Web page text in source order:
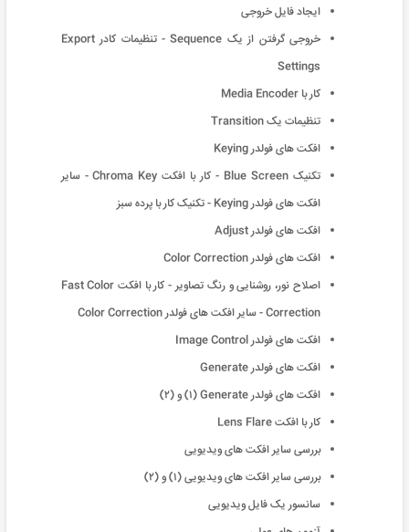
ایجاد فایل خروجی
خروجی گرفتن از یک Sequence - تنظیمات کادر Export
Settings
کار با Media Encoder
تنظیمات یک Transition
افکت های فولدر Keying
تکنیک Blue Screen - کار با افکت Chroma Key - سایر
افکت های فولدر Keying - تکنیک کار با پرده سبز
افکت های فولدر Adjust
افکت های فولدر Color Correction
اصلاح نور، روشنایی و رنگ تصاویر - کار با افکت Fast Color
Correction - سایر افکت های فولدر Color Correction
افکت های فولدر Image Control
افکت های فولدر Generate
افکت های فولدر Generate (١) و (٢)
کار با افکت Lens Flare
بررسی سایر افکت های ویدیویی
بررسی سایر افکت های ویدیویی (١) و (٢)
سانسور یک فایل ویدیویی